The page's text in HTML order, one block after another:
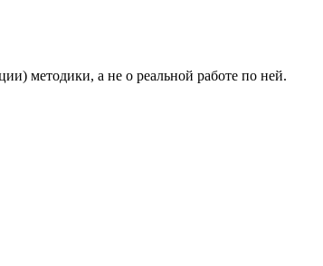
методики, а не о реальной работе по ней.